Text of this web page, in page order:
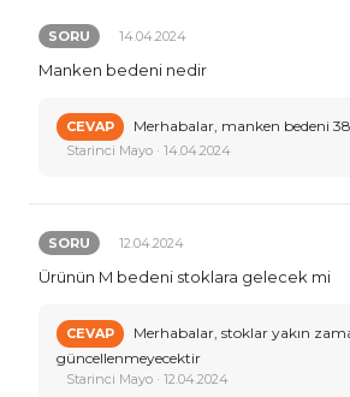
SORU 14.04.2024
Manken bedeni nedir
CEVAP Merhabalar, manken bedeni
Starinci Mayo · 14.04.2024
SORU 12.04.2024
Ürünün M bedeni stoklara gelecek mi
CEVAP
Merhabalar, stoklar yakın
güncellenmeyecektir
Starinci Mayo · 12.04.2024